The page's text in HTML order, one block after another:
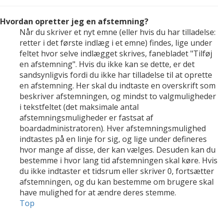
Hvordan opretter jeg en afstemning?
Når du skriver et nyt emne (eller hvis du har tilladelse:
retter i det første indlæg i et emne) findes, lige under
feltet hvor selve indlægget skrives, fanebladet "Tilføj
en afstemning". Hvis du ikke kan se dette, er det
sandsynligvis fordi du ikke har tilladelse til at oprette
en afstemning. Her skal du indtaste en overskrift som
beskriver afstemningen, og mindst to valgmuligheder
i tekstfeltet (det maksimale antal
afstemningsmuligheder er fastsat af
boardadministratoren). Hver afstemningsmulighed
indtastes på en linje for sig, og lige under defineres
hvor mange af disse, der kan vælges. Desuden kan du
bestemme i hvor lang tid afstemningen skal køre. Hvis
du ikke indtaster et tidsrum eller skriver 0, fortsætter
afstemningen, og du kan bestemme om brugere skal
have mulighed for at ændre deres stemme.
Top